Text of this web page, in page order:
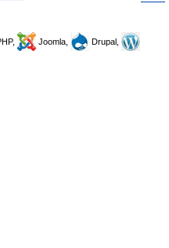
Joomla,
Drupal,